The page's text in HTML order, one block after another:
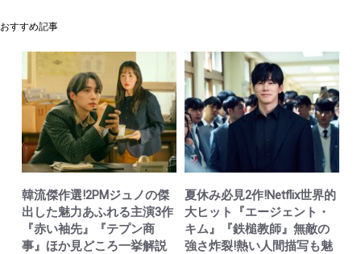
おすすめ記事
韓流傑作選!2PMジュノの傑
出した魅力あふれる主演3作
『赤い袖先』『テプン商
事』ほか見どころ一挙解説
夏休み必見2作!Netflix世界的
大ヒット『エージェント・
キム』『鉄槌教師』無敵の
強さ炸裂!熱い人間描写も魅